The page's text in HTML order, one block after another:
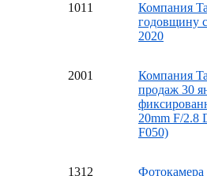
1011
Компания
годовщину
2020
2001
Компания
продаж 30
20mm F/2.8
F050)
1312 Фотокамера